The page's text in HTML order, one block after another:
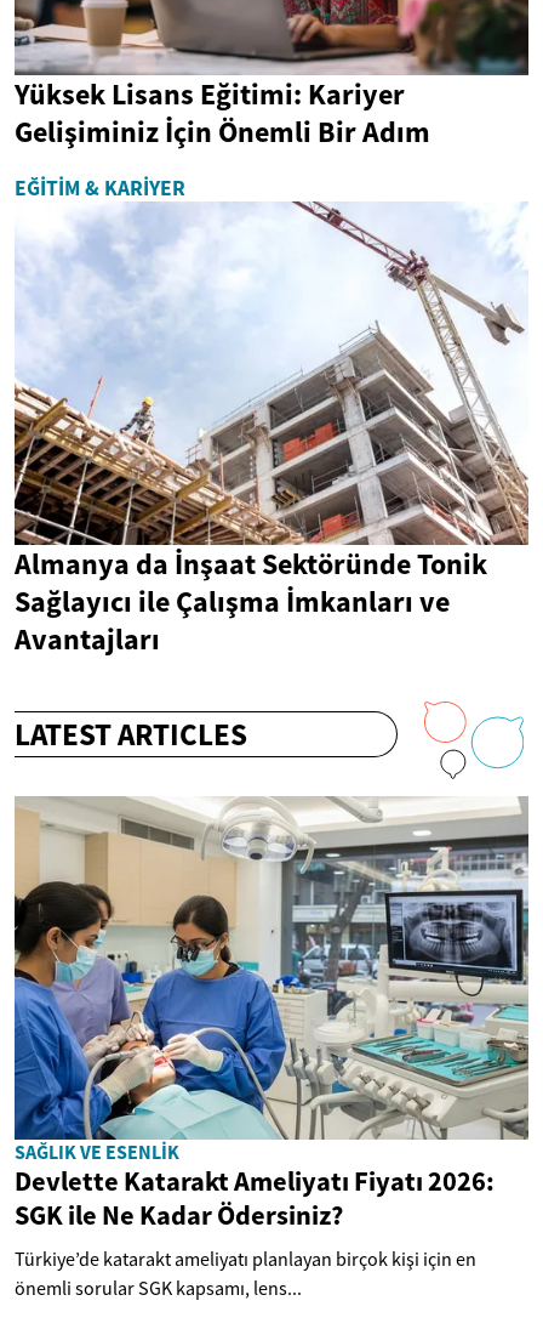
Yüksek Lisans Eğitimi: Kariyer
Gelişiminiz İçin Önemli Bir Adım
EĞITIM & KARIYER
Almanya da İnşaat Sektöründe Tonik
Sağlayıcı ile Çalışma İmkanları ve
Avantajları
LATEST ARTICLES
SAĞLIK VE ESENLIK
Devlette Katarakt Ameliyatı Fiyatı 2026:
SGK ile Ne Kadar Ödersiniz?
Türkiye’de katarakt ameliyatı planlayan birçok kişi için en
önemli sorular SGK kapsamı, lens...